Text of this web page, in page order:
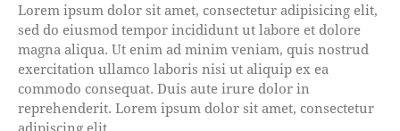
Lorem ipsum dolor sit amet, consectetur adipisicing elit,
sed do eiusmod tempor incididunt ut labore et dolore
magna aliqua. Ut enim ad minim veniam, quis nostrud
exercitation ullamco laboris nisi ut aliquip ex ea
commodo consequat. Duis aute irure dolor in
reprehenderit. Lorem ipsum dolor sit amet, consectetur